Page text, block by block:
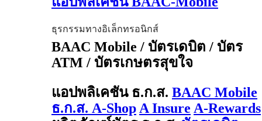
ธุรกรรมทางอิเล็กทรอนิกส์
BAAC Mobile / บัตรเดบิต / บัตร
ATM / บัตรเกษตรสุขใจ
แอปพลิเคชัน ธ.ก.ส. BAAC Mobile
ธ.ก.ส. A-Shop A Insure A-Rewards